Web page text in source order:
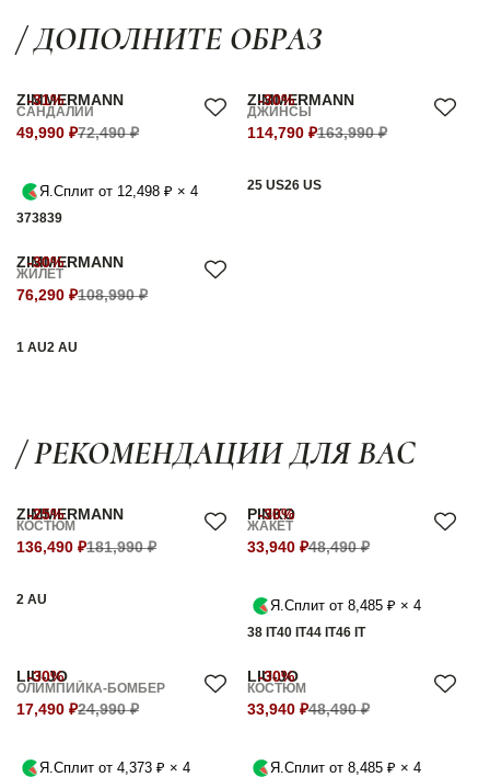
/ ДОПОЛНИТЕ ОБРАЗ
-31%
ZIMMERMANN
САНДАЛИИ
49,990 ₽72,490 ₽
Я.Сплит от 12,498 ₽ × 4
373839
-30%
ZIMMERMANN
ДЖИНСЫ
114,790 ₽163,990 ₽
25 US26 US
-30%
ZIMMERMANN
ЖИЛЕТ
76,290 ₽108,990 ₽
1 AU2 AU
/ РЕКОМЕНДАЦИИ ДЛЯ ВАС
-25%
ZIMMERMANN
КОСТЮМ
136,490 ₽181,990 ₽
2 AU
-30%
PINKO
ЖАКЕТ
33,940 ₽48,490 ₽
Я.Сплит от 8,485 ₽ × 4
38 IT40 IT44 IT46 IT
-30%
LIU-JO
ОЛИМПИЙКА-БОМБЕР
17,490 ₽24,990 ₽
Я.Сплит от 4,373 ₽ × 4
-30%
LIU-JO
КОСТЮМ
33,940 ₽48,490 ₽
Я.Сплит от 8,485 ₽ × 4